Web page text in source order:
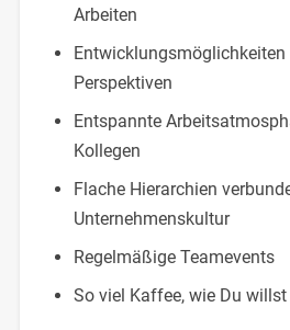
Arbeiten
Perspektiven
Entspannte
Kollegen
Flache Hierarchien
Unternehmenskultur
Regelmäßige Teamevents
So viel Kaffee, wie Du willst